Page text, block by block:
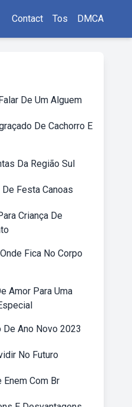
Contact Tos DMCA
De Um Alguem
De Cachorro E
Da Região Sul
Festa Canoas
Criança De
Fica No Corpo
Amor Para Uma
Ano Novo 2023
No Futuro
Enem Com Br